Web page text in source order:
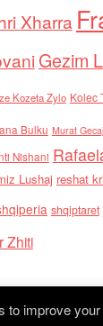
Xharra
Gezim
Kozeta Zylo Kolec
Bulku Murat Gecaj
Nishani
Lushaj reshat
shqiptaret
Zhiti
to improve